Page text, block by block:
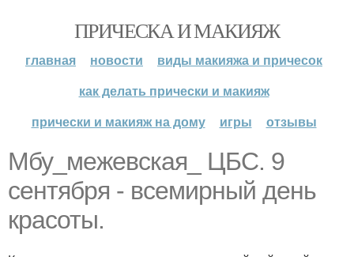
ПРИЧЕСКА И МАКИЯЖ
главная новости
виды макияжа и причесок
как делать прически и макияж
прически и макияж на дому
игры отзывы
Мбу_межевская_ ЦБС. 9
сентября - всемирный день
красоты.